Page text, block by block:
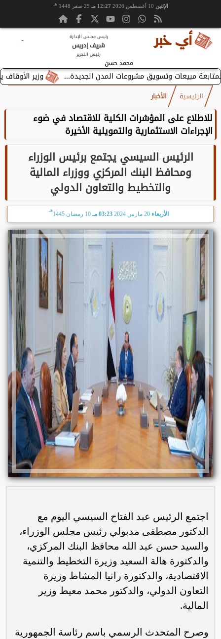
الإثنين 12:27 مـ 25 صفر 1448 هـ
رئيس مجلس الإدارة
شريف إدريس
رئيس التحرير
محمد حسن
-
وزير الأوقاف
الرئيسية الأخبار
للاطلاع على المؤشرات الكلية للاقتصاد في ضوء
الإجراءات الاستثمارية والتمويلية الأخيرة
الرئيس السيسي يجتمع برئيس الوزراء
ومحافظ البنك المركزي ووزراء المالية
والتخطيط والتعاون الدولي
الأربعاء 20 مارس 2024 03:23 مـ 10 رمضان 1445
هـ
اجتمع الرئيس عبد الفتاح السيسي اليوم مع
الدكتور مصطفى مدبولي رئيس مجلس الوزراء،
والسيد حسن عبد الله محافظ البنك المركزي،
والدكتورة هالة السعيد وزيرة التخطيط والتنمية
الاقتصادية، والدكتورة رانيا المشاط وزيرة
التعاون الدولي، والدكتور محمد معيط وزير
المالية.
وصرح المتحدث الرسمي باسم رئاسة الجمهورية